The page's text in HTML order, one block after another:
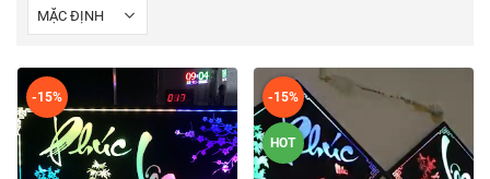
-15% -15%
HOT